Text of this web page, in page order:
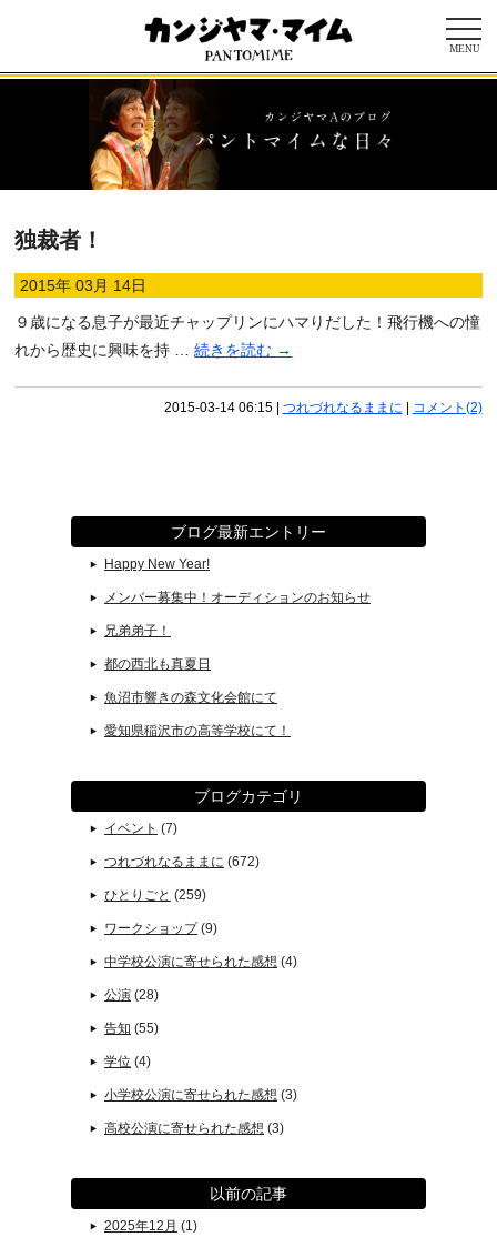
MENU
独裁者！
2015年 03月 14日
９歳になる息子が最近チャップリンにハマりだした！飛行機への憧
れから歴史に興味を持 …続きを読む →
2015-03-14 06:15 つれづれなるままに コメント(2)
ブログ最新エントリー
Happy New Year!
メンバー募集中！オーディションのお知らせ
兄弟弟子！
都の西北も真夏日
魚沼市響きの森文化会館にて
愛知県稲沢市の高等学校にて！
ブログカテゴリ
イベント (7)
つれづれなるままに (672)
ひとりごと (259)
ワークショップ(9)
中学校公演に寄せられた感想 (4)
公演 (28)
告知 (55)
学位 (4)
小学校公演に寄せられた感想 (3)
高校公演に寄せられた感想 (3)
以前の記事
2025年12月 (1)